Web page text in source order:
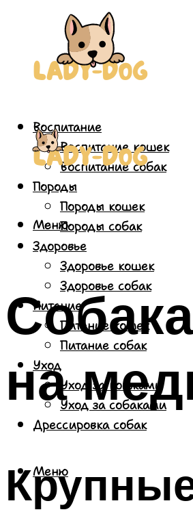
Воспитание
Воспитание кошек
Воспитание собак
Породы
Породы кошек
Породы собак
Здоровье
Здоровье кошек
Здоровье собак
Питание
Питание кошек
Питание собак
Уход
Уход за кошками
Уход за собаками
Дрессировка собак
Меню
Меню
на